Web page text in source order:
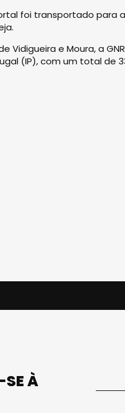
foi transportado para
e Moura, a
(IP), com um total de
SE À